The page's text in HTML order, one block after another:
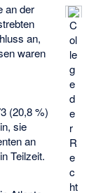
C
ol
le
g
e
d
e
r
R
e
c
ht
an der
an,
waren
(20,8 %)
sie
an
Teilzeit.